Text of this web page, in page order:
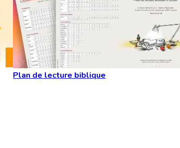
Plan de lecture biblique